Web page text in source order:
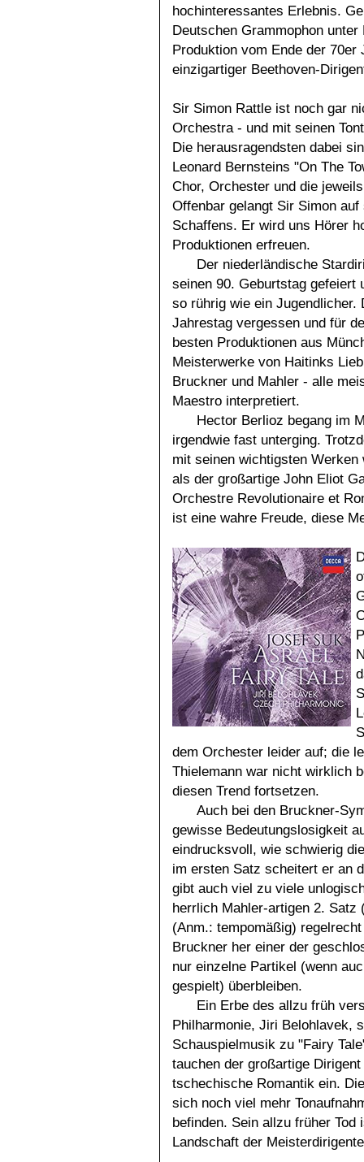
hochinteressantes Erlebnis.
Deutschen Grammophon
Produktion vom Ende der
einzigartiger Beethoven-
Sir Simon Rattle ist noch gar
Orchestra - und mit seinen
Die herausragendsten dabei
Leonard Bernsteins "On The
Chor, Orchester und die
Offenbar gelangt Sir Simon
Schaffens. Er wird uns Hörer
Produktionen erfreuen.
Der niederländische
seinen 90. Geburtstag gefeiert
so rührig wie ein Jugendlicher.
Jahrestag vergessen und für
besten Produktionen aus
Meisterwerke von Haitinks
Bruckner und Mahler - alle
Maestro interpretiert.
Hector Berlioz begang im
irgendwie fast unterging.
mit seinen wichtigsten Werken
als der großartige John Eliot
Orchestre Revolutionaire et
ist eine wahre Freude, diese
dem Orchester leider auf; die
Thielemann war nicht wirklich
diesen Trend fortsetzen.
Auch bei den Bruckner-
gewisse Bedeutungslosigkeit
eindrucksvoll, wie schwierig
im ersten Satz scheitert er an
gibt auch viel zu viele
herrlich Mahler-artigen 2. Satz
(Anm.: tempomäßig)
Bruckner her einer der
nur einzelne Partikel (wenn
gespielt) überbleiben.
Ein Erbe des allzu früh
Philharmonie, Jiri Belohlavek,
Schauspielmusik zu "Fairy
tauchen der großartige
tschechische Romantik ein.
sich noch viel mehr
befinden. Sein allzu früher
Landschaft der